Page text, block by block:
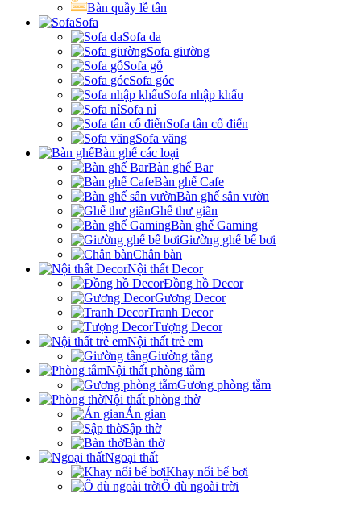
Bàn quầy lễ tân
Sofa
Sofa da
Sofa giường
Sofa gỗ
Sofa góc
Sofa nhập khẩu
Sofa nỉ
Sofa tân cổ điển
Sofa văng
Bàn ghế các loại
Bàn ghế Bar
Bàn ghế Cafe
Bàn ghế sân vườn
Ghế thư giãn
Bàn ghế Gaming
Giường ghế bể bơi
Chân bàn
Nội thất Decor
Đồng hồ Decor
Gương Decor
Tranh Decor
Tượng Decor
Nội thất trẻ em
Giường tầng
Nội thất phòng tắm
Gương phòng tắm
Nội thất phòng thờ
Án gian
Sập thờ
Bàn thờ
Ngoại thất
Khay nổi bể bơi
Ô dù ngoài trời